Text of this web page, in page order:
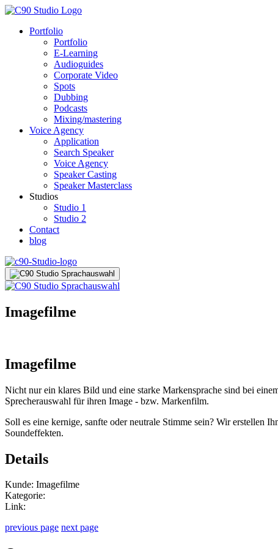
Portfolio
Portfolio
E-Learning
Audioguides
Corporate Video
Spots
Dubbing
Podcasts
Mixing/mastering
Voice Agency
Application
Search Speaker
Voice Agency
Speaker Casting
Speaker Masterclass
Studios
Studio 1
Studio 2
Contact
blog
Imagefilme
Imagefilme
Nicht nur ein klares Bild und eine starke Markensprache sind bei
Sprecherauswahl für ihren Image - bzw. Markenfilm.
Soll es eine kernige, sanfte oder neutrale Stimme sein? Wir erstellen
Soundeffekten.
Details
Kunde: Imagefilme
Kategorie:
Link:
previous page next page